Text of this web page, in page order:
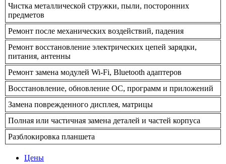
Чистка металлической стружки, пыли, посторонних
предметов
Ремонт после механических воздействий, падения
Ремонт восстановление электрических цепей зарядки,
питания, антенны
Ремонт замена модулей Wi-Fi, Bluetooth адаптеров
Восстановление, обновление ОС, программ и приложений
Замена поврежденного дисплея, матрицы
Полная или частичная замена деталей и частей корпуса
Разблокировка планшета
Цены